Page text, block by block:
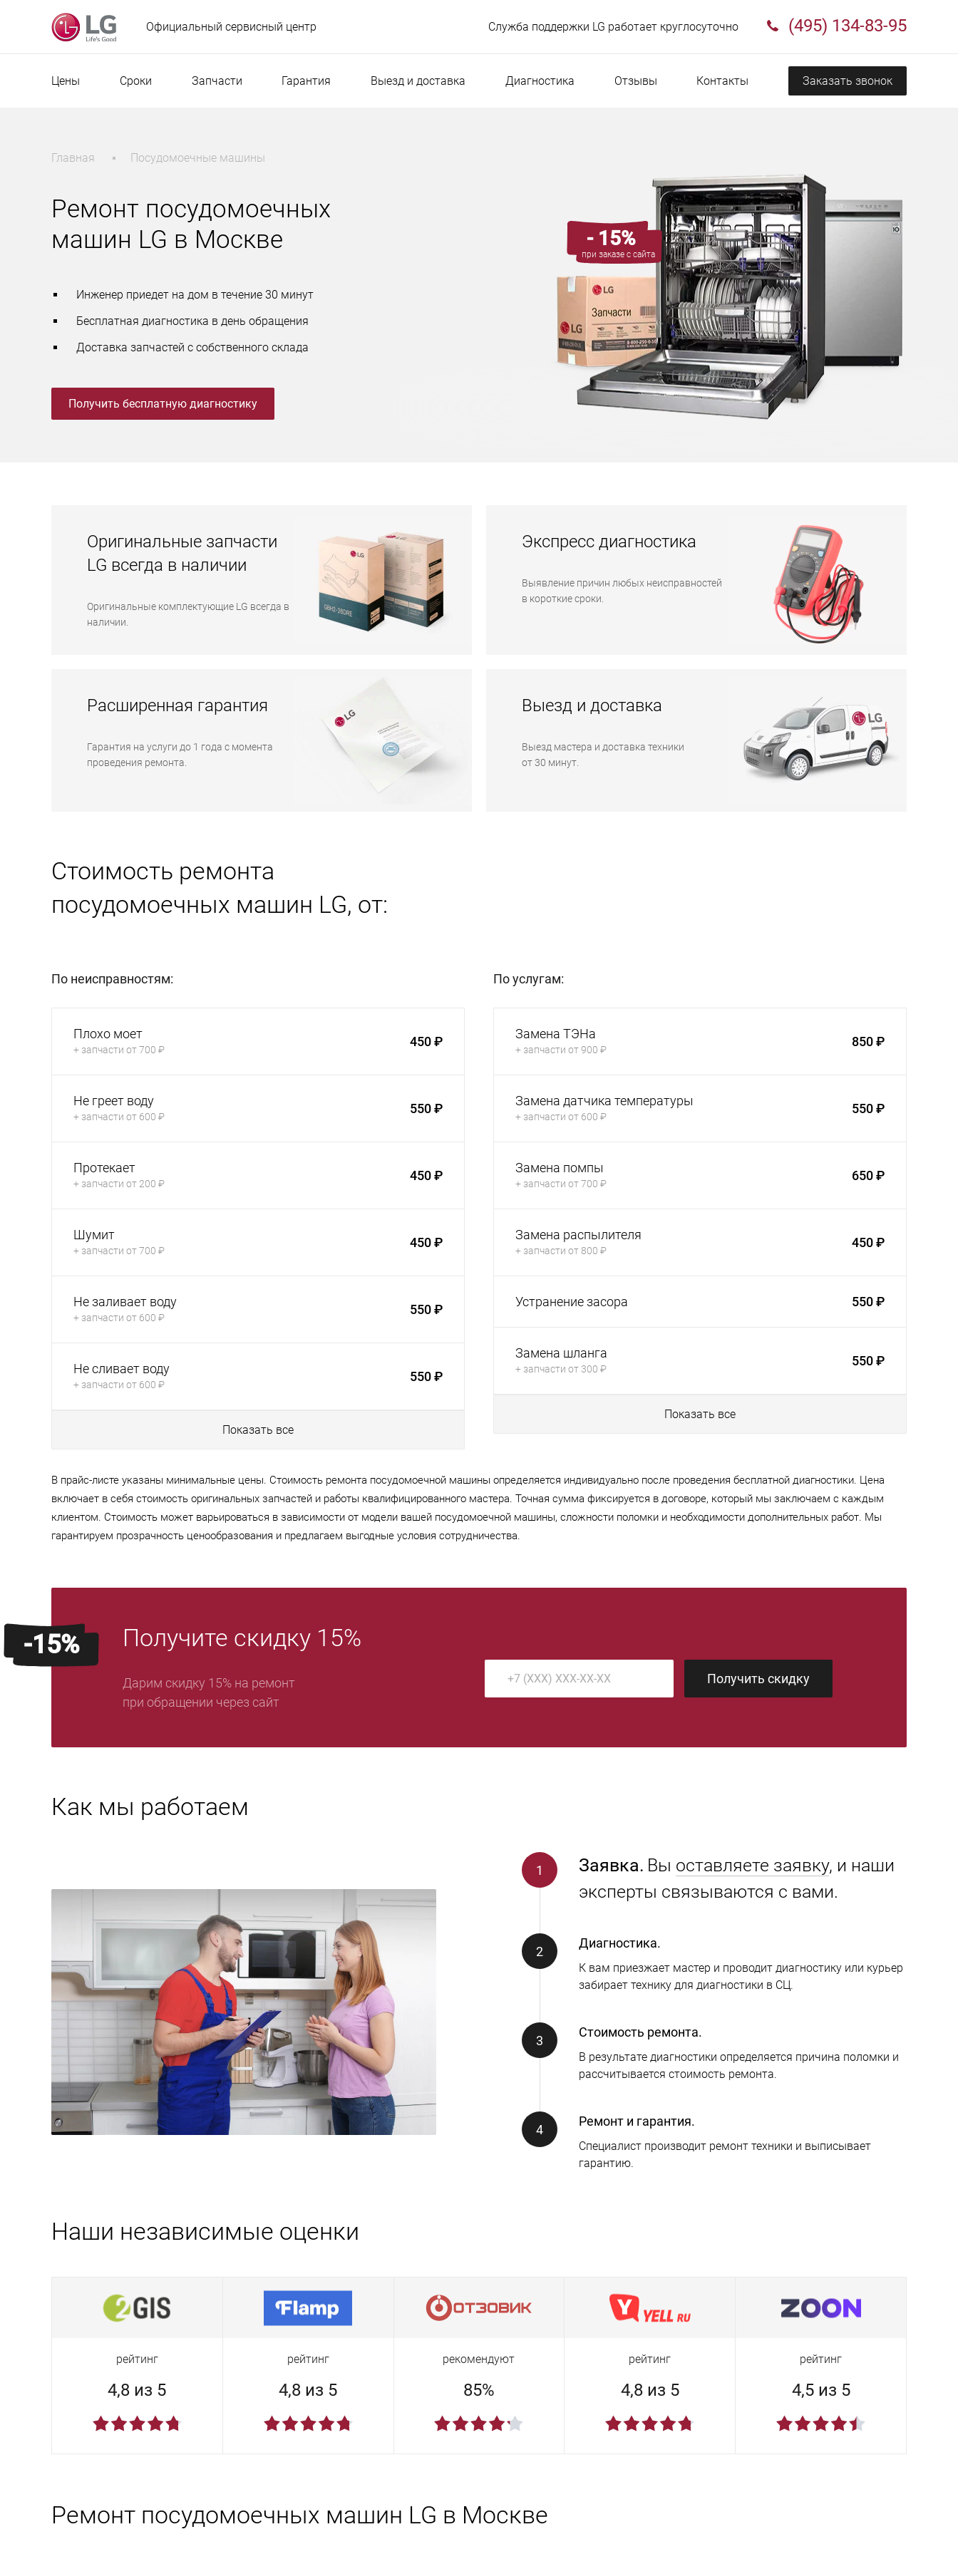
Официальный сервисный центр Служба поддержки LG работает круглосуточно (495) 134-83-95
Цены Сроки Запчасти Гарантия Выезд и доставка Диагностика Отзывы Контакты Заказать звонок
- 15%
при заказе с сайта
Главная Посудомоечные машины
Ремонт посудомоечных
машин LG в Москве
Инженер приедет на дом в течение 30 минут
Бесплатная диагностика в день обращения
Доставка запчастей с собственного склада
Получить бесплатную диагностику
Оригинальные запчасти
LG всегда в наличии
Оригинальные комплектующие LG всегда в
наличии.
Экспресс диагностика
Выявление причин любых неисправностей
в короткие сроки.
Расширенная гарантия
Гарантия на услуги до 1 года с момента
проведения ремонта.
Выезд и доставка
Выезд мастера и доставка техники
от 30 минут.
Стоимость ремонта
посудомоечных машин LG, от:
По неисправностям:
Плохо моет
+ запчасти от 700 ₽
450 ₽
Не греет воду
+ запчасти от 600 ₽
550 ₽
Протекает
+ запчасти от 200 ₽
450 ₽
Шумит
+ запчасти от 700 ₽
450 ₽
Не заливает воду
+ запчасти от 600 ₽
550 ₽
Не сливает воду
+ запчасти от 600 ₽
550 ₽
Показать все
По услугам:
Замена ТЭНа
+ запчасти от 900 ₽
850 ₽
Замена датчика температуры
+ запчасти от 600 ₽
550 ₽
Замена помпы
+ запчасти от 700 ₽
650 ₽
Замена распылителя
+ запчасти от 800 ₽
450 ₽
Устранение засора 550 ₽
Замена шланга
+ запчасти от 300 ₽
550 ₽
Показать все
В прайс-листе указаны минимальные цены. Стоимость ремонта посудомоечной машины определяется индивидуально после проведения бесплатной диагностики. Цена
включает в себя стоимость оригинальных запчастей и работы квалифицированного мастера. Точная сумма фиксируется в договоре, который мы заключаем с каждым
клиентом. Стоимость может варьироваться в зависимости от модели вашей посудомоечной машины, сложности поломки и необходимости дополнительных работ. Мы
гарантируем прозрачность ценообразования и предлагаем выгодные условия сотрудничества.
-15% Получите скидку 15%
Дарим скидку 15% на ремонт
при обращении через сайт
Получить скидку
Как мы работаем
Заявка. Вы оставляете заявку, и наши
эксперты связываются с вами.
Диагностика.
К вам приезжает мастер и проводит диагностику или курьер
забирает технику для диагностики в СЦ.
Стоимость ремонта.
В результате диагностики определяется причина поломки и
рассчитывается стоимость ремонта.
Ремонт и гарантия.
Специалист производит ремонт техники и выписывает
гарантию.
Наши независимые оценки
рейтинг
4,8 из 5
рейтинг
4,8 из 5
рекомендуют
85%
рейтинг
4,8 из 5
рейтинг
4,5 из 5
Ремонт посудомоечных машин LG в Москве